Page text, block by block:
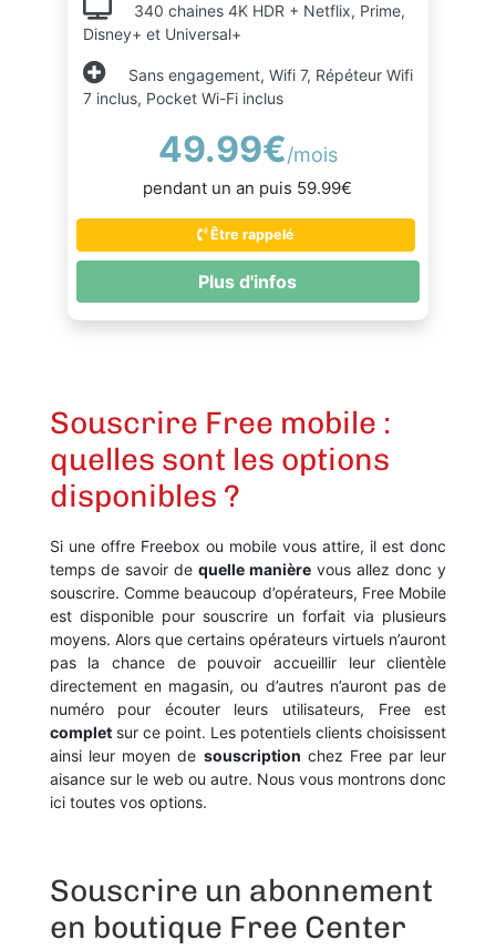
340 chaines 4K HDR + Netflix, Prime,
Disney+ et Universal+
Sans engagement, Wifi 7, Répéteur Wifi
7 inclus, Pocket Wi-Fi inclus
49.99€/mois
pendant un an puis 59.99€
Être rappelé
Plus d'infos
Souscrire Free mobile :
quelles sont les options
disponibles ?
Si une offre Freebox ou mobile vous attire, il est donc
temps de savoir de quelle manière vous allez donc y
souscrire. Comme beaucoup d’opérateurs, Free Mobile
est disponible pour souscrire un forfait via plusieurs
moyens. Alors que certains opérateurs virtuels n’auront
pas la chance de pouvoir accueillir leur clientèle
directement en magasin, ou d’autres n’auront pas de
numéro pour écouter leurs utilisateurs, Free est
completsur ce point. Les potentiels clients choisissent
ainsi leur moyen de souscription chez Free par leur
aisance sur le web ou autre. Nous vous montrons donc
ici toutes vos options.
Souscrire un abonnement
en boutique Free Center